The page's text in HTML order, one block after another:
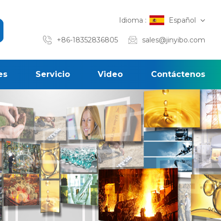
Idioma : Español
+86-18352836805 sales@jinyibo.com
Servicio Video Contáctenos